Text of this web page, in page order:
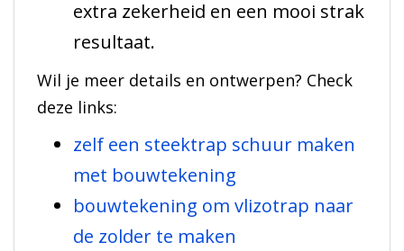
extra zekerheid en een mooi strak
resultaat.
Wil je meer details en ontwerpen? Check
deze links:
zelf een steektrap schuur maken
met bouwtekening
bouwtekening om vlizotrap naar
de zolder te maken